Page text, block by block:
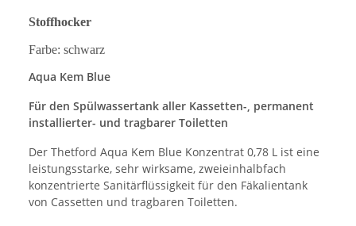
Stoffhocker
Farbe: schwarz
Aqua Kem Blue
Für den Spülwassertank aller Kassetten-, permanent
installierter- und tragbarer Toiletten
Der Thetford Aqua Kem Blue Konzentrat 0,78 L ist eine
leistungsstarke, sehr wirksame, zweieinhalbfach
konzentrierte Sanitärflüssigkeit für den Fäkalientank
von Cassetten und tragbaren Toiletten.